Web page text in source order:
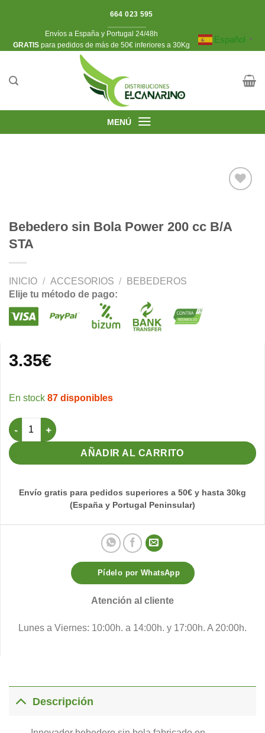
664 023 595
Envíos a España y Portugal 24/48h
​GRATIS para pedidos de más de 50€ inferiores a 30Kg
Español ▼
MENÚ
Añadir
a la
Bebedero sin Bola Power 200 cc B/A
STA
INICIO / ACCESORIOS /
BEBEDEROS
Elije tu método de pago:
3.35€
87 disponibles
Bebedero sin Bola Power 200 cc B/A STA cantidad
AÑADIR AL CARRITO
Envío gratis para pedidos superiores a 50€ y hasta 30kg
(España y Portugal Peninsular)
Pídelo por WhatsApp
Atención al cliente
Lunes a Viernes: 10:00h. a 14:00h. y 17:00h. A 20:00h.
Descripción